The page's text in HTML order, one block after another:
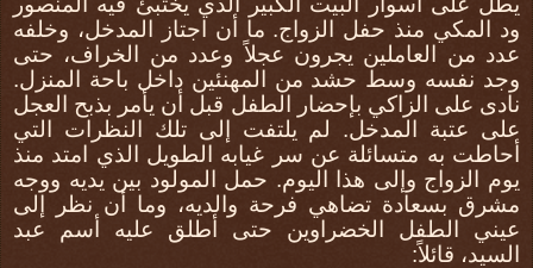
ود المكي منذ حفل الزواج. ما أن اجتاز المدخل، وخلفه
عدد من العاملين يجرون عجلاً وعدد من الخراف، حتى
وجد نفسه وسط حشد من المهنئين داخل باحة المنزل.
نادى على الزاكي بإحضار الطفل قبل أن يأمر بذبح العجل
على عتبة المدخل. لم يلتفت إلى تلك النظرات التي
أحاطت به متسائلة عن سر غيابه الطويل الذي امتد منذ
يوم الزواج وإلى هذا اليوم. حمل المولود بين يديه ووجه
مشرق بسعادة تضاهي فرحة والديه، وما أن نظر إلى
عيني الطفل الخضراوين حتى أطلق عليه أسم عبد
السيد، قائلاً: